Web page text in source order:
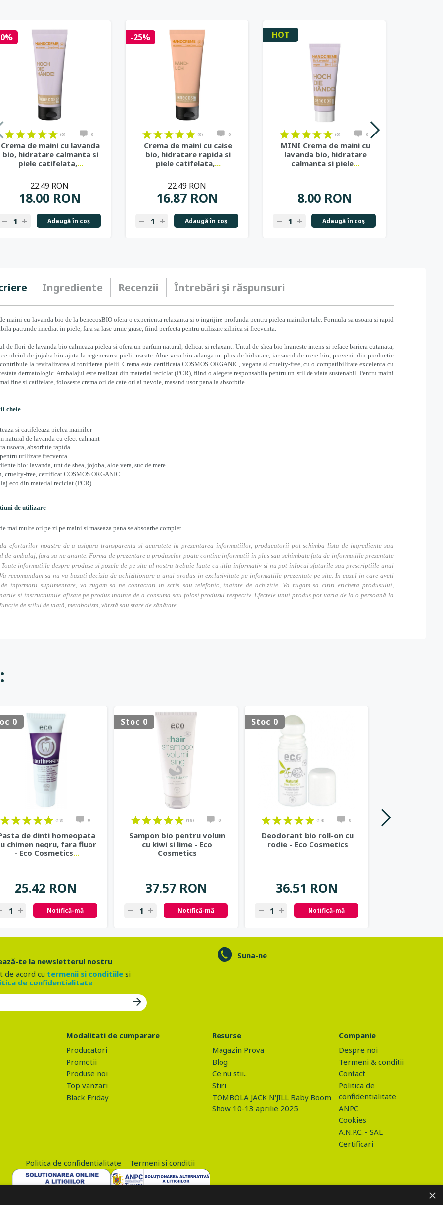
(0) 0
Crema de maini cu lavanda
bio, hidratare calmanta si
piele catifelata,...
18.00 RON
22.49 RON
Adaugă în coş
-25%
(0) 0
Crema de maini cu caise
bio, hidratare rapida si
piele catifelata,...
16.87 RON
22.49 RON
Adaugă în coş
HOT
(0) 0
MINI Crema de maini cu
lavanda bio, hidratare
calmanta si piele...
8.00 RON
Adaugă în coş
Ingrediente Recenzii Întrebări şi răspunsuri
maini cu lavanda bio de la benecosBIO ofera o experienta relaxanta si o ingrijire profunda pentru pielea mainilor tale. Formula sa usoara si rapid
patrunde imediat in piele, fara sa lase urme grase, fiind perfecta pentru utilizare zilnica si frecventa.
de flori de lavanda bio calmeaza pielea si ofera un parfum natural, delicat si relaxant. Untul de shea bio hraneste intens si reface bariera cutanata,
uleiul de jojoba bio ajuta la regenerarea pielii uscate. Aloe vera bio adauga un plus de hidratare, iar sucul de mere bio, provenit din productie
la revitalizarea si tonifierea pielii. Crema este certificata COSMOS ORGANIC, vegana si cruelty-free, cu o compatibilitate excelenta cu
dermatologic. Ambalajul este realizat din material reciclat (PCR), fiind o alegere responsabila pentru un stil de viata sustenabil. Pentru maini
fine si catifelate, foloseste crema ori de cate ori ai nevoie, masand usor pana la absorbtie.
cheie
si catifeleaza pielea mainilor
natural de lavanda cu efect calmant
usoara, absorbtie rapida
utilizare frecventa
bio: lavanda, unt de shea, jojoba, aloe vera, suc de mere
cruelty-free, certificat COSMOS ORGANIC
eco din material reciclat (PCR)
de utilizare
mai multe ori pe zi pe maini si maseaza pana se absoarbe complet.
eforturilor noastre de a asigura transparenta si acuratete in prezentarea informatiilor, producatorii pot schimba lista de ingrediente sau
de ambalaj, fara sa ne anunte. Forma de prezentare a produselor poate contine informatii in plus sau schimbate fata de informatiile prezentate
Toate informatiile despre produse si pozele de pe site-ul nostru trebuie luate cu titlu informativ si nu pot inlocui sfaturile sau prescriptiile unui
recomandam sa nu va bazati decizia de achizitionare a unui produs in exclusivitate pe informatiile prezentate pe site. In cazul in care aveti
de informatii suplimentare, va rugam sa ne contactati in scris sau telefonic, inainte de achizitie. Va rugam sa cititi eticheta produsului,
si instructiunile afisate pe produs inainte de a consuma sau folosi produsul respectiv. Efectele unui produs pot varia de la o persoană la
de stilul de viață, metabolism, vârstă sau stare de sănătate.
0
(18) 0
de dinti homeopata
chimen negru, fara fluor
- Eco Cosmetics...
25.42 RON
Notifică-mă
Stoc 0
(18) 0
Sampon bio pentru volum
cu kiwi si lime - Eco
Cosmetics
37.57 RON
Notifică-mă
Stoc 0
(14) 0
Deodorant bio roll-on cu
rodie - Eco Cosmetics
36.51 RON
Notifică-mă
te la newsletterul nostru
de acord cu termenii si conditiilesi
de confidentialitate
Suna-ne
Modalitati de cumparare
Producatori
Promotii
Produse noi
Top vanzari
Black Friday
Resurse
Magazin Prova
Blog
Ce nu stii..
Stiri
TOMBOLA JACK N'JILL Baby Boom
Show 10-13 aprilie 2025
Companie
Despre noi
Termeni & conditii
Contact
Politica de
confidentialitate
ANPC
Cookies
A.N.P.C. - SAL
Certificari
Politica de confidentialitate
Termeni si conditii
×